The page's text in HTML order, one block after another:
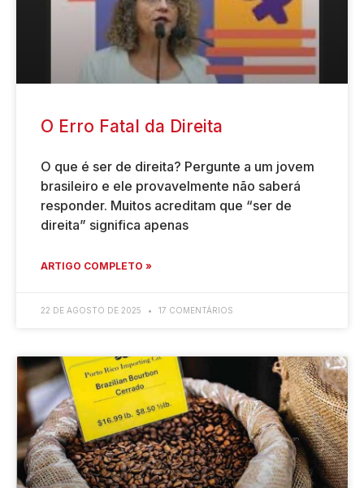
O Erro Fatal da Direita
O que é ser de direita? Pergunte a um jovem
brasileiro e ele provavelmente não saberá
responder. Muitos acreditam que “ser de
direita” significa apenas
ARTIGO COMPLETO »
22 DE AGOSTO DE 2025 17 COMENTÁRIOS